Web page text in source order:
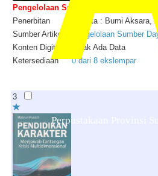
Perpustakaan Provinsi
Pengelolaan Sumber Daya Insani /
Penerbitan
Jakarta : Bumi Aksara,
Sumber Artikel
Pengelolaan Sumber
Konten Digital
Tidak Ada Data
Ketersediaan
0 dari 8 ekslempar
3